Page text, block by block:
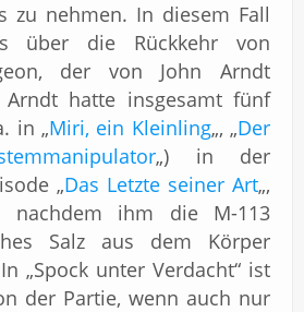
zu nehmen. In diesem Fall
über die Rückkehr von
der von John Arndt
hatte insgesamt fünf
in „Miri, ein Kleinling„, „Der
„) in der
„Das Letzte seiner Art„,
nachdem ihm die M-113
Salz aus dem Körper
„Spock unter Verdacht“ ist
der Partie, wenn auch nur